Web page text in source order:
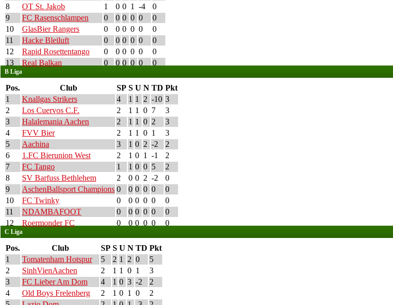
8
OT St. Jakob 1 0 0 1 -4
0
9
FC Rasenschlampen 0 0 0 0 0
0
10
GlasBier Rangers 0 0 0 0 0
0
11
Hacke Bleiluft 0 0 0 0 0
0
12
Rapid Rosettentango 0 0 0 0 0
0
13
Real Balkan 0 0 0 0 0 0
B Liga
Pos. Club SP S U N TD Pkt
1
Knallgas Strikers 4 1 1 2 -10 3
2
Los Cuervos C.F. 2 1 1 0 7
3
3
Halalemania Aachen 2 1 1 0 2
3
4
FVV Bier 2 1 1 0 1
3
5
Aachina 3 1 0 2 -2
2
6
1.FC Bierunion West 2 1 0 1 -1
2
7
FC Tango 1 1 0 0 5
2
8
SV Barfuss Bethlehem 2 0 0 2 -2
0
9
AschenBallsport Champions 0 0 0 0 0
0
10
FC Twinky 0 0 0 0 0
0
11
NDAMBAFOOT 0 0 0 0 0
0
12
Roermonder FC 0 0 0 0 0 0
C Liga
Pos. Club SP S U N TD Pkt
1
Tomatenham Hotspur 5 2 1 2 0
5
2
SinhVienAachen 2 1 1 0 1
3
3
FC Lieber Am Dom 4 1 0 3 -2
2
4
Old Boys Frelenberg 2 1 0 1 0
2